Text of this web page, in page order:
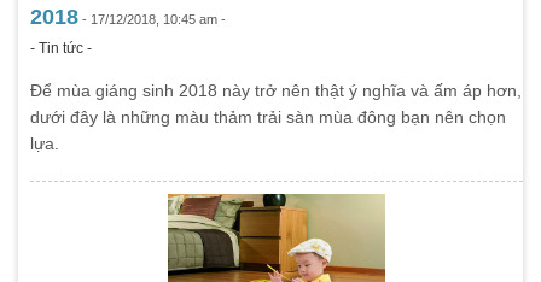
2018 - 17/12/2018, 10:45 am -
- Tin tức -
Để mùa giáng sinh 2018 này trở nên thật ý nghĩa và ấm áp hơn,
dưới đây là những màu thảm trải sàn mùa đông bạn nên chọn
lựa.